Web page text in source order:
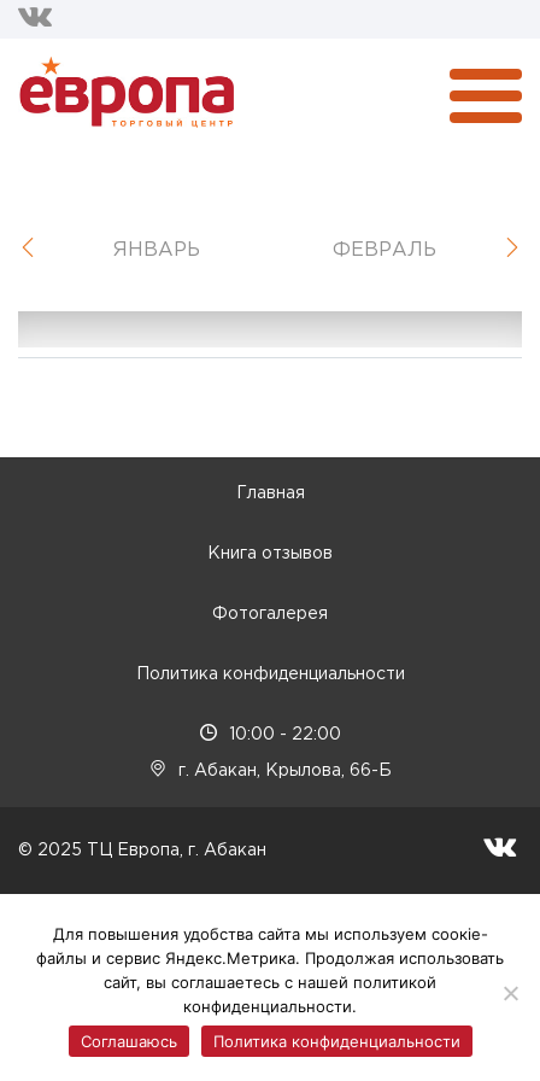
ЯНВАРЬ ФЕВРАЛЬ
Главная
Книга отзывов
Фотогалерея
Политика конфиденциальности
10:00 - 22:00
г. Абакан, Крылова, 66-Б
© 2025 ТЦ Европа, г. Абакан
Для повышения удобства сайта мы используем соокіе-
файлы и сервис Яндекс.Метрика. Продолжая использовать
сайт, вы соглашаетесь с нашей политикой
конфиденциальности.
Соглашаюсь
Политика конфиденциальности